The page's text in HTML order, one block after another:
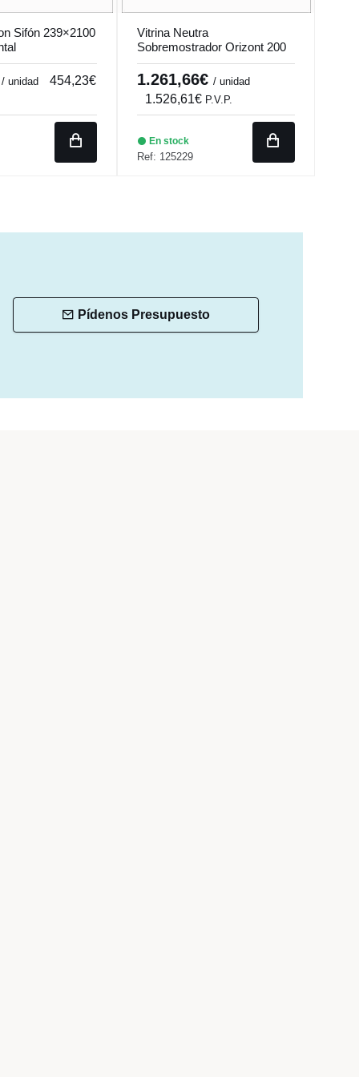
Sifón 239×2100
/ unidad 454,23€
Vitrina Neutra
Sobremostrador Orizont 200
Q
1.261,66€/ unidad
1.526,61€ P.V.P.
En stock
Ref: 125229
Pídenos Presupuesto